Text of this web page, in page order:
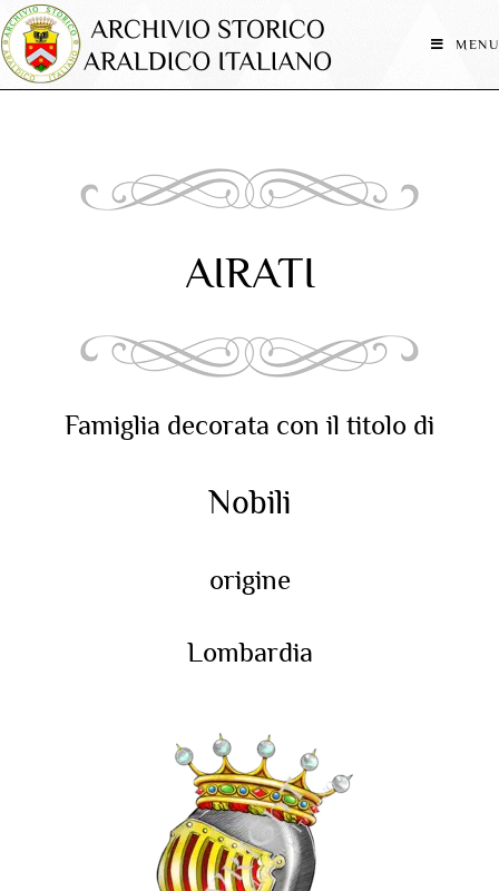
MENU
AIRATI
Famiglia decorata con il titolo di
Nobili
origine
Lombardia